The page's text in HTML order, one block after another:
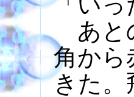
あと
角から
きた。